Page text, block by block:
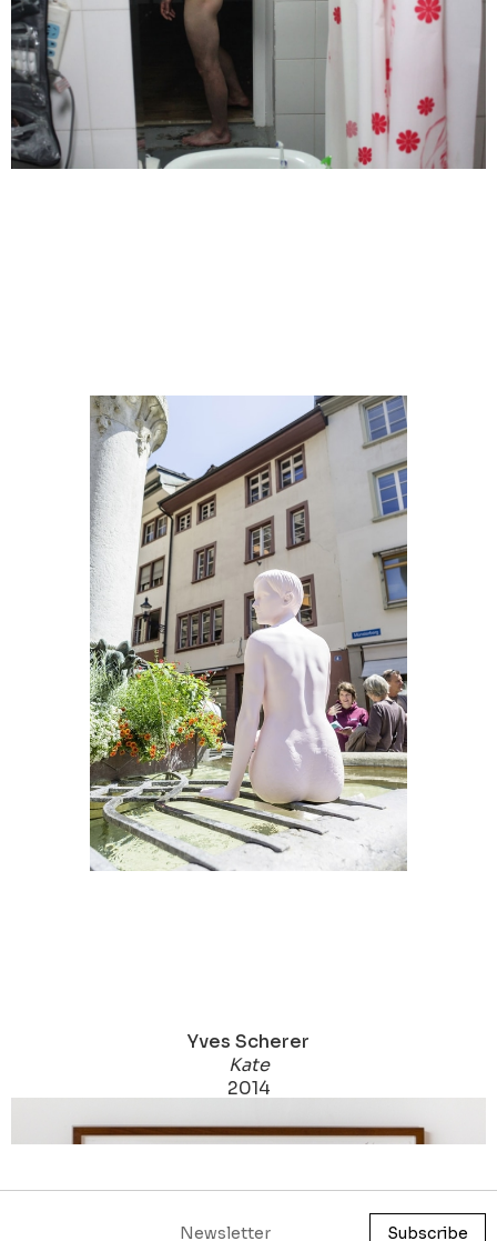
Yves Scherer
Little Mermaid
2015
Yves Scherer
Kate
2014